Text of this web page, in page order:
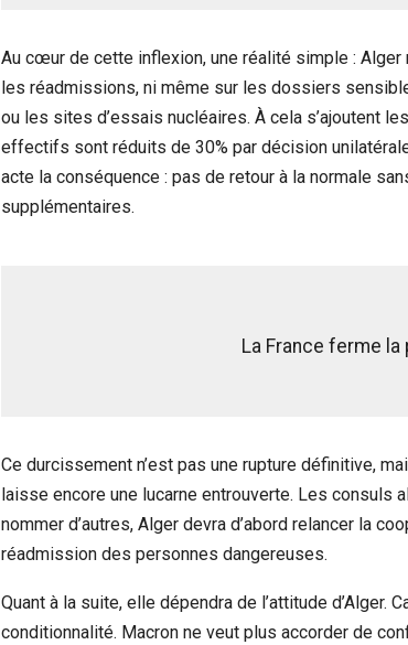
Au cœur de cette inflexion, une réalité simple :
les réadmissions, ni même sur les dossiers
ou les sites d’essais nucléaires. À cela s’ajoutent
effectifs sont réduits de 30% par décision
acte la conséquence : pas de retour à la normale
supplémentaires.
La France ferme
Ce durcissement n’est pas une rupture définitive,
laisse encore une lucarne entrouverte. Les consuls
nommer d’autres, Alger devra d’abord relancer la
réadmission des personnes dangereuses.
Quant à la suite, elle dépendra de l’attitude
conditionnalité. Macron ne veut plus accorder de